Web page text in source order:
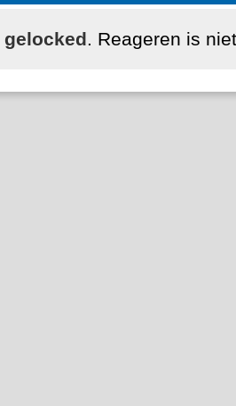
gelocked. Reageren is